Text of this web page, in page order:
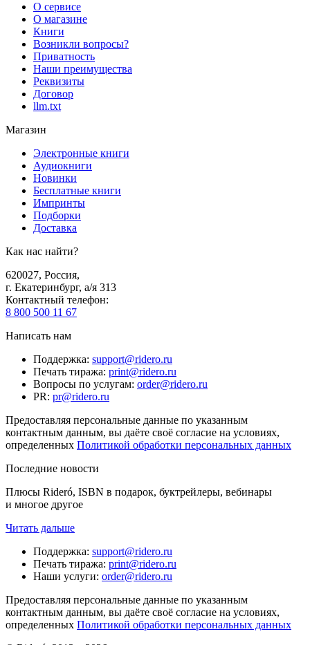
О сервисе
О магазине
Книги
Возникли вопросы?
Приватность
Наши преимущества
Реквизиты
Договор
llm.txt
Магазин
Электронные книги
Аудиокниги
Новинки
Бесплатные книги
Импринты
Подборки
Доставка
Как нас найти?
620027, Россия,
г. Екатеринбург, а/я 313
Контактный телефон:
8 800 500 11 67
Написать нам
Поддержка: support@ridero.ru
Печать тиража: print@ridero.ru
Вопросы по услугам: order@ridero.ru
PR: pr@ridero.ru
Предоставляя персональные данные по указанным
контактным данным, вы даёте своё согласие на условиях,
определенных Политикой обработки персональных данных
Последние новости
Плюсы Rideró, ISBN в подарок, буктрейлеры, вебинары
и многое другое
Читать дальше
Поддержка: support@ridero.ru
Печать тиража: print@ridero.ru
Наши услуги: order@ridero.ru
Предоставляя персональные данные по указанным
контактным данным, вы даёте своё согласие на условиях,
определенных Политикой обработки персональных данных